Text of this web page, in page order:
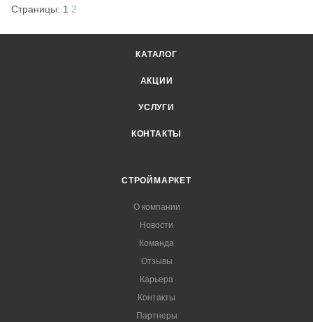
Страницы: 1 2
КАТАЛОГ
АКЦИИ
УСЛУГИ
КОНТАКТЫ
СТРОЙМАРКЕТ
О компании
Новости
Команда
Отзывы
Карьера
Контакты
Партнеры